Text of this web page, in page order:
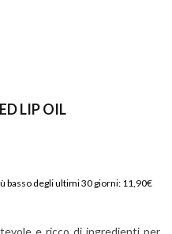
LIP OIL
basso degli ultimi 30 giorni: 11,90€